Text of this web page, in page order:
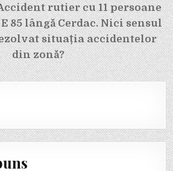
rutier cu 11 persoane
85 lângă Cerdac. Nici sensul
situația accidentelor
din zonă?